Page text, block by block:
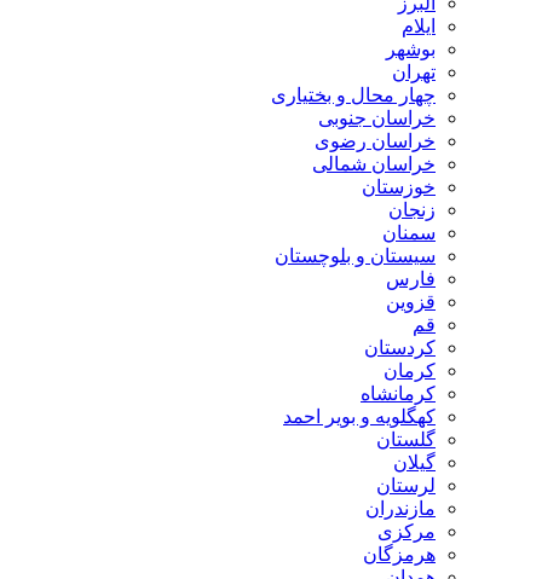
ایلام
بوشهر
تهران
چهار محال و بختیاری
خراسان جنوبی
خراسان رضوی
خراسان شمالی
خوزستان
زنجان
سمنان
سیستان و بلوچستان
فارس
قزوین
قم
کردستان
کرمان
کرمانشاه
کهگلویه و بویر احمد
گلستان
گیلان
لرستان
مازندران
مرکزی
هرمزگان